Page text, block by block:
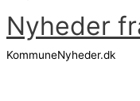
Gå
til
indholdet
Nyheder
KommuneNyheder.dk